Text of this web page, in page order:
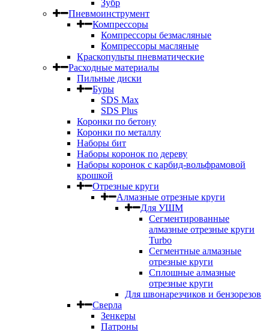
Зубр
Пневмоинструмент
Компрессоры
Компрессоры безмасляные
Компрессоры масляные
Краскопульты пневматические
Расходные материалы
Пильные диски
Буры
SDS Max
SDS Plus
Коронки по бетону
Коронки по металлу
Наборы бит
Наборы коронок по дереву
Наборы коронок с карбид-вольфрамовой
крошкой
Отрезные круги
Алмазные отрезные круги
Для УШМ
Сегментированные
алмазные отрезные круги
Turbo
Сегментные алмазные
отрезные круги
Сплошные алмазные
отрезные круги
Для швонарезчиков и бензорезов
Сверла
Зенкеры
Патроны